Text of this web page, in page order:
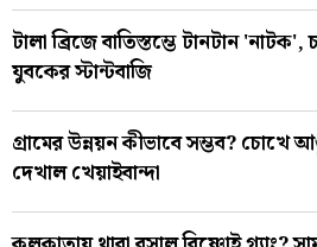
টালা ব্রিজে বাতিস্তম্ভে টানটান
যুবকের স্টান্টবাজি
গ্রামের উন্নয়ন কীভাবে সম্ভব? চোখে
দেখাল খেয়াইবান্দা